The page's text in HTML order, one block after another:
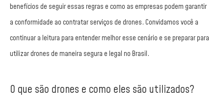
benefícios de seguir essas regras e como as empresas podem garantir
a conformidade ao contratar serviços de drones. Convidamos você a
continuar a leitura para entender melhor esse cenário e se preparar para
utilizar drones de maneira segura e legal no Brasil.
O que são drones e como eles são utilizados?